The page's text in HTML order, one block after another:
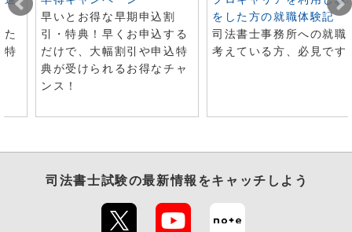
特
早いとお得な早期申込割
引・特典！早くお申込する
だけで、大幅割引や申込特
典が受けられるお得なチャ
ンス！
をした方の就職体験記
司法書士事務所への就職
考えている方、必見です
司法書士試験の最新情報をキャッチしよう